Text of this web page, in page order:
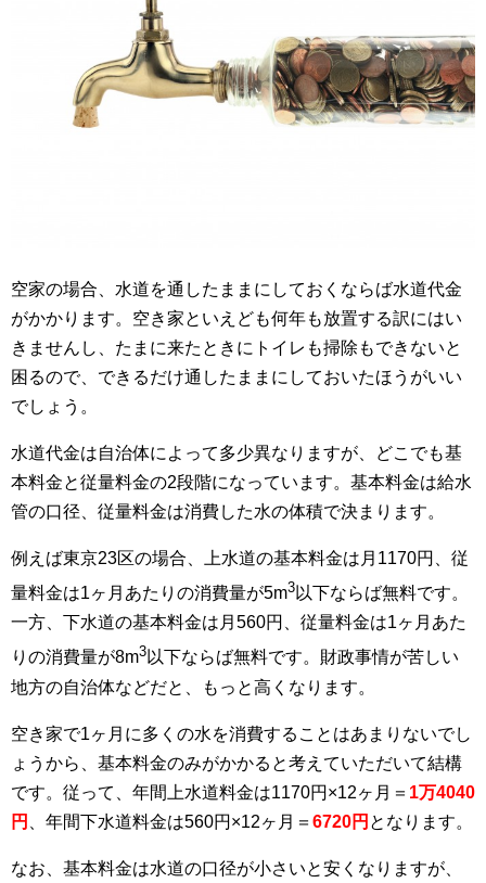
空家の場合、水道を通したままにしておくならば水道代金
がかかります。空き家といえども何年も放置する訳にはい
きませんし、たまに来たときにトイレも掃除もできないと
困るので、できるだけ通したままにしておいたほうがいい
でしょう。
水道代金は自治体によって多少異なりますが、どこでも基
本料金と従量料金の2段階になっています。基本料金は給水
管の口径、従量料金は消費した水の体積で決まります。
例えば東京23区の場合、上水道の基本料金は月1170円、従
量料金は1ヶ月あたりの消費量が5m3 以下ならば無料です。
一方、下水道の基本料金は月560円、従量料金は1ヶ月あた
りの消費量が8m3以下ならば無料です。財政事情が苦しい
地方の自治体などだと、もっと高くなります。
空き家で1ヶ月に多くの水を消費することはあまりないでし
ょうから、基本料金のみがかかると考えていただいて結構
です。従って、年間上水道料金は1170円×12ヶ月＝ 1万4040
円
、年間下水道料金は560円×12ヶ月＝ 6720円 となります。
なお、基本料金は水道の口径が小さいと安くなりますが、